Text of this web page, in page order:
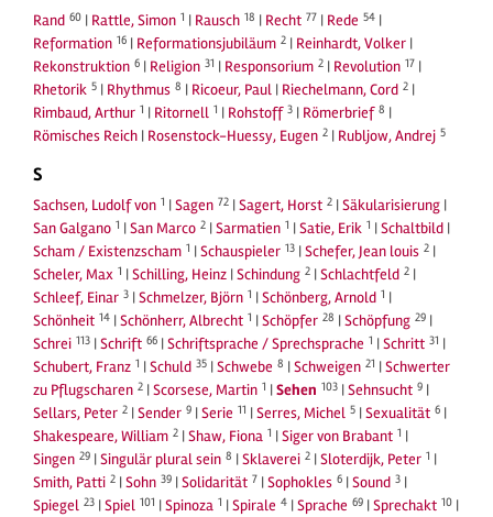
Rand 60 | Rattle, Simon 1 | Rausch 18 | Recht 77 | Rede 54 |
Reformation 16 | Reformationsjubiläum 2 | Reinhardt, Volker |
Rekonstruktion 6 | Religion 31 | Responsorium 2 | Revolution 17 |
Rhetorik 5 | Rhythmus 8 | Ricoeur, Paul | Riechelmann, Cord 2 |
Rimbaud, Arthur 1 | Ritornell 1 | Rohstoff 3 | Römerbrief 8 |
Römisches Reich | Rosenstock-Huessy, Eugen 2 | Rubljow, Andrej 5
S
Sachsen, Ludolf von 1 |Sagen 72 |Sagert, Horst 2 |Säkularisierung |
San Galgano 1 |San Marco 2 |Sarmatien 1 |Satie, Erik 1 |Schaltbild |
Scham / Existenzscham 1 |Schauspieler 13 |Schefer, Jean louis 2 |
Scheler, Max 1 |Schilling, Heinz |Schindung 2 |Schlachtfeld 2 |
Schleef, Einar 3 |Schmelzer, Björn 1 |Schönberg, Arnold 1 |
Schönheit 14 |Schönherr, Albrecht 1 |Schöpfer 28 |Schöpfung 29 |
Schrei 113 |Schrift 66 |Schriftsprache / Sprechsprache 1 |Schritt 31 |
Schubert, Franz 1 |Schuld 35 |Schwebe 8 |Schweigen 21 |Schwerter
zu Pflugscharen 2 |Scorsese, Martin 1 |Sehen 103 |Sehnsucht 9 |
Sellars, Peter 2 |Sender 9 |Serie 11 |Serres, Michel 5 |Sexualität 6 |
Shakespeare, William 2 |Shaw, Fiona 1 |Siger von Brabant 1 |
Singen 29 |Singulär plural sein 8 |Sklaverei 2 |Sloterdijk, Peter 1 |
Smith, Patti 2 |Sohn 39 |Solidarität 7 |Sophokles 6 |Sound 3 |
Spiegel 23 |Spiel 101 |Spinoza 1 |Spirale 4 |Sprache 69 |Sprechakt 10 |